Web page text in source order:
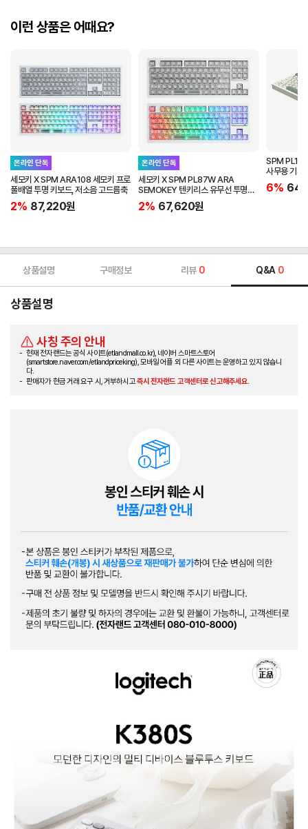
이런 상품은 어때요?
온라인 단독
세모키 X SPM ARA108 세모키 프로
풀배열 투명 키보드, 저소음 고드름축
2% 87,220원
온라인 단독
세모키 X SPM PL87W ARA
SEMOKEY 텐키리스 유무선 투명
키캡 기계식 키보드, 저소음 고드름
택타일
2% 67,620원
SPM
사무용 기계
화이트축
6%
상품설명 구매정보 리뷰 0 Q&A 0
상품설명
사칭 주의 안내
현재 전자랜드는 공식 사이트(etlandmall.co.kr), 네이버 스마트스토어
(smartstore.naver.com/etlandpriceking), 모바일 어플 외 다른 사이트는 운영하고 있지 않습니
다.
판매자가 현금 거래 요구 시, 거부하시고즉시 전자랜드 고객센터로 신고해주세요.